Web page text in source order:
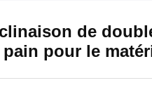
de
pour le